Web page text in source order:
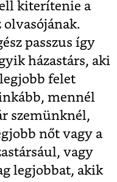
kiterítenie a
olvasójának.
passzus így
házastárs, aki
felet
mennél
szemünknél,
nőt vagy a
vagy
legjobbat, akik